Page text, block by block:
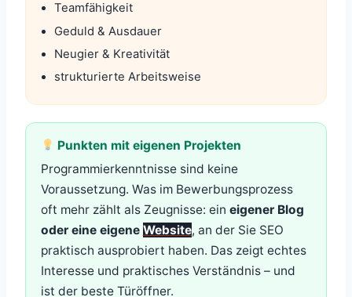
Teamfähigkeit
Geduld & Ausdauer
Neugier & Kreativität
strukturierte Arbeitsweise
Punkten mit eigenen Projekten
Programmierkenntnisse sind keine
Voraussetzung. Was im Bewerbungsprozess
oft mehr zählt als Zeugnisse: ein eigener Blog
oder eine eigene Website, an der Sie SEO
praktisch ausprobiert haben. Das zeigt echtes
Interesse und praktisches Verständnis – und
ist der beste Türöffner.